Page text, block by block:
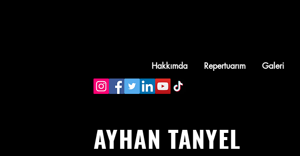
Hakkımda Repertuarım Galeri
AYHAN TANYEL